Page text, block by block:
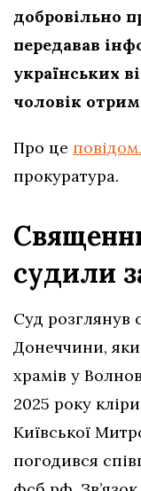
добровільно
передавав
українських
чоловік
Про це
прокуратура.
судили
Суд розглянув
Донеччини,
храмів у
2025 року
Київської
погодився